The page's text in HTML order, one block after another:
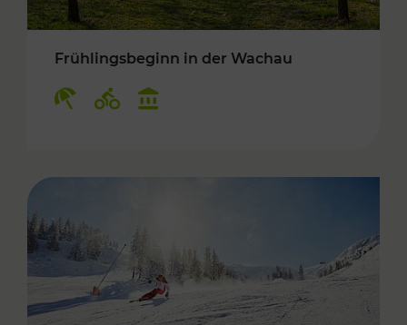
Frühlingsbeginn in der Wachau